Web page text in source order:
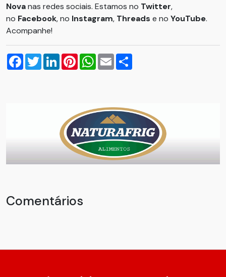
Novanas redes sociais. Estamos no Twitter,
no Facebook, no Instagram, Threads e no YouTube.
Acompanhe!
Facebook
TwitterLinkedInPinterestWhatsApp
Email
Comentários